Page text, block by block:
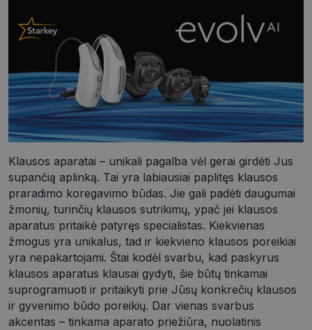
Klausos aparatai – unikali pagalba vėl gerai girdėti Jus
supančią aplinką. Tai yra labiausiai paplitęs klausos
praradimo koregavimo būdas. Jie gali padėti daugumai
žmonių, turinčių klausos sutrikimų, ypač jei klausos
aparatus pritaikė patyręs specialistas. Kiekvienas
žmogus yra unikalus, tad ir kiekvieno klausos poreikiai
yra nepakartojami. Štai kodėl svarbu, kad paskyrus
klausos aparatus klausai gydyti, šie būtų tinkamai
suprogramuoti ir pritaikyti prie Jūsų konkrečių klausos
ir gyvenimo būdo poreikių. Dar vienas svarbus
akcentas – tinkama aparato priežiūra, nuolatinis